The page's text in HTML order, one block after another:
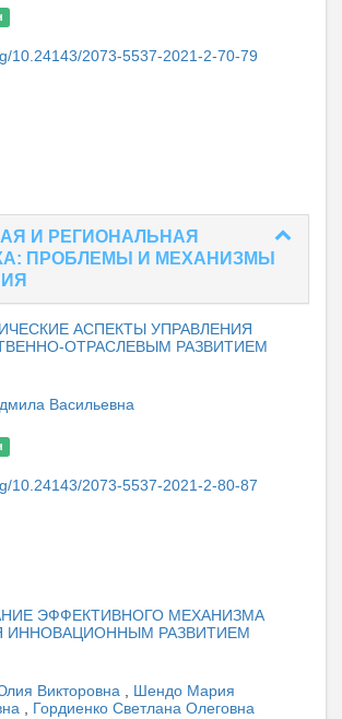
10.24143/2073-5537-2021-2-70-79
И РЕГИОНАЛЬНАЯ
ПРОБЛЕМЫ И МЕХАНИЗМЫ
АСПЕКТЫ УПРАВЛЕНИЯ
ОТРАСЛЕВЫМ РАЗВИТИЕМ
Васильевна
10.24143/2073-5537-2021-2-80-87
ЭФФЕКТИВНОГО МЕХАНИЗМА
ИННОВАЦИОННЫМ РАЗВИТИЕМ
Викторовна , Шендо Мария
, Гордиенко Светлана Олеговна